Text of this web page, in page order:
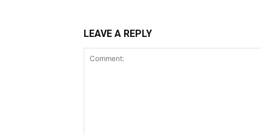
LEAVE A REPLY